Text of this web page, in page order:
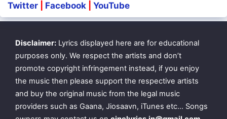
Nee Poogum Thoorathai
Kannil Vaalum Neelathai
Ninaivirukka Nee Munirukka
Naan Pinnirukka
Twitter Facebook YouTube
Disclaimer: Lyrics displayed here are for educational
purposes only. We respect the artists and don’t
promote copyright infringement instead, if you enjoy
the music then please support the respective artists
and buy the original music from the legal music
providers such as Gaana, Jiosaavn, iTunes etc… Songs